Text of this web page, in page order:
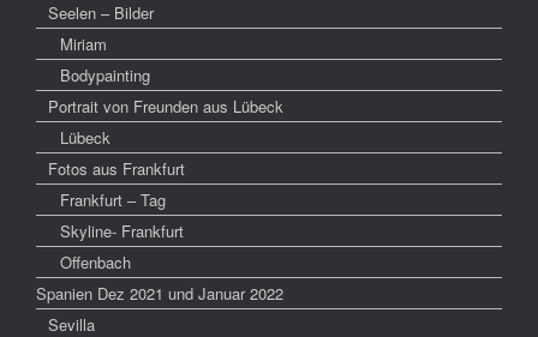
Seelen – Bilder
Miriam
Bodypainting
Portrait von Freunden aus Lübeck
Lübeck
Fotos aus Frankfurt
Frankfurt – Tag
Skyline- Frankfurt
Offenbach
Spanien Dez 2021 und Januar 2022
Sevilla